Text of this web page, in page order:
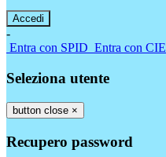
-
Entra con SPID Entra con CIE
Seleziona utente
button close ×
Recupero password